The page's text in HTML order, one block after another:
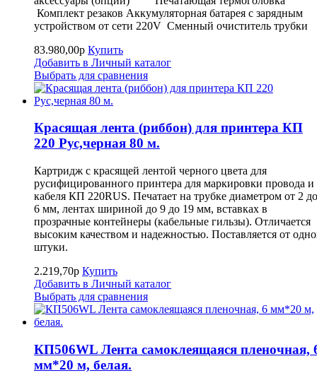
Комплект резаков Аккумуляторная батарея с зарядным
устройством от сети 220V Сменный очиститель
83.980,00р Купить
Добавить в Личный каталог
Выбрать для сравнения
Красящая лента (риббон) для принтера КП
220 Рус,черная 80 м.
Картридж с красящей лентой черного цвета для
русифицированного принтера для маркировки провода и
кабеля КП 220RUS. Печатает на трубке диаметром от 2 до
6 мм, лентах шириной до 9 до 19 мм, вставках в
прозрачные контейнеры (кабельные гильзы). Отличается
высоким качеством и надежностью. Поставляется от
штуки.
2.219,70р Купить
Добавить в Личный каталог
Выбрать для сравнения
КП506WL Лента самоклеящаяся пленочная,
мм*20 м, белая.